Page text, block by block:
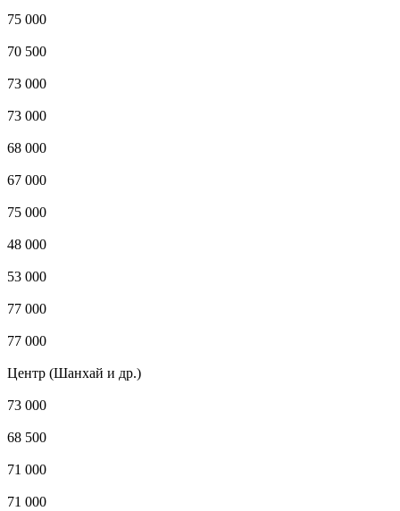
75 000
70 500
73 000
73 000
68 000
67 000
75 000
48 000
53 000
77 000
77 000
Центр (Шанхай и др.)
73 000
68 500
71 000
71 000